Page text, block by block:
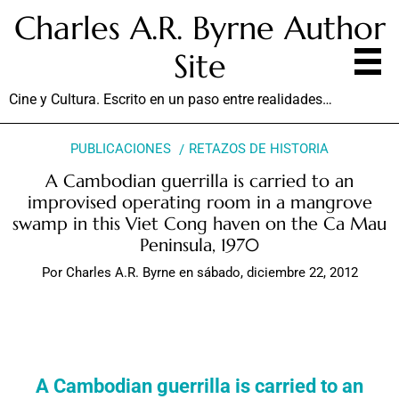
Charles A.R. Byrne Author
Site
Cine y Cultura. Escrito en un paso entre realidades…
PUBLICACIONES RETAZOS DE HISTORIA
A Cambodian guerrilla is carried to an
improvised operating room in a mangrove
swamp in this Viet Cong haven on the Ca Mau
Peninsula, 1970
Por Charles A.R. Byrne en sábado, diciembre 22, 2012
A Cambodian guerrilla is carried to an